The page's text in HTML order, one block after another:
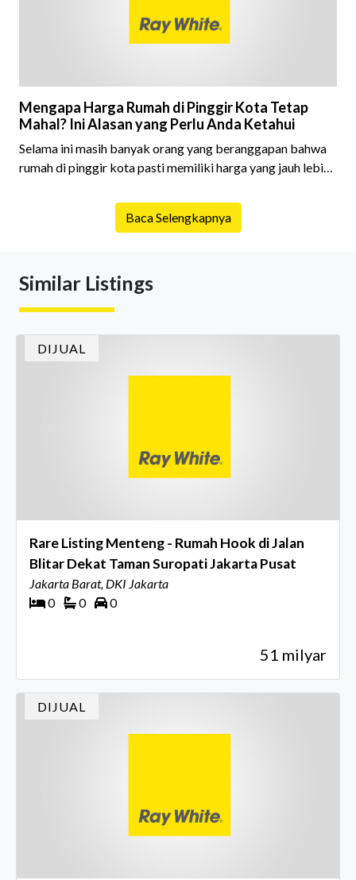
Mengapa Harga Rumah di Pinggir Kota Tetap
Mahal? Ini Alasan yang Perlu Anda Ketahui
Selama ini masih banyak orang yang beranggapan bahwa
rumah di pinggir kota pasti memiliki harga yang jauh lebih
Anggapan tersebut memang tidak sepenuhnya salah,
tetapi kondisi pasar properti saat ini men
Baca Selengkapnya
Similar Listings
DIJUAL
Rare Listing Menteng - Rumah Hook di Jalan
Blitar Dekat Taman Suropati Jakarta Pusat
Jakarta Barat, DKI Jakarta
0
0 0
51 milyar
DIJUAL